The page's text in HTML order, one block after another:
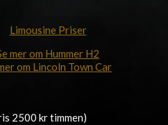
Limousine Priser
mer om Hummer H2
om Lincoln Town Car
2500 kr timmen)